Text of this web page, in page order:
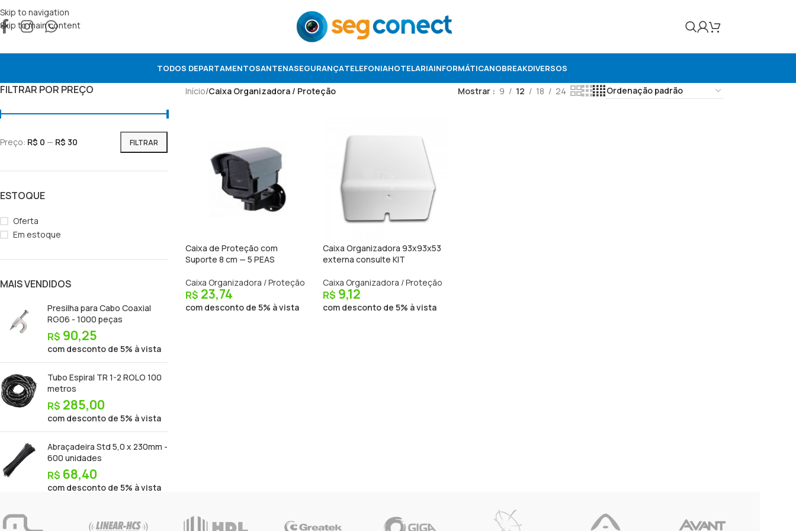
Skip to navigation
Skip to main content
TODOS DEPARTAMENTOSANTENASEGURANÇATELEFONIAHOTELARIAINFORMÁTICANOBREAKDIVERSOS
FILTRAR POR PREÇO
FILTRAR
Preço: R$ 0 — R$ 30
ESTOQUE
Oferta
Em estoque
MAIS VENDIDOS
Presilha para Cabo Coaxial
RG06 - 1000 peças
R$ 90,25
com desconto de 5% à vista
Tubo Espiral TR 1-2 ROLO 100
metros
R$ 285,00
com desconto de 5% à vista
Abraçadeira Std 5,0 x 230mm -
600 unidades
R$ 68,40
com desconto de 5% à vista
Início/Caixa Organizadora / Proteção Mostrar 9 12 18 24
Caixa de Proteção com
Suporte 8 cm — 5 PEAS
Caixa Organizadora / Proteção
R$ 23,74
com desconto de 5% à vista
Caixa Organizadora 93x93x53
externa consulte KIT
Caixa Organizadora / Proteção
R$ 9,12
com desconto de 5% à vista